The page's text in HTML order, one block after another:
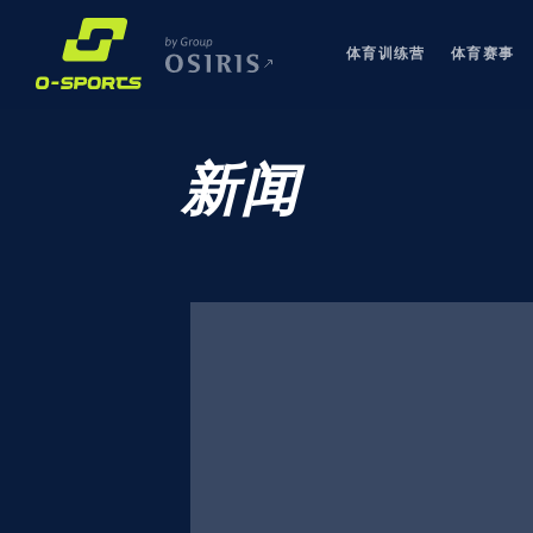
体育训练营 体育赛事
新闻